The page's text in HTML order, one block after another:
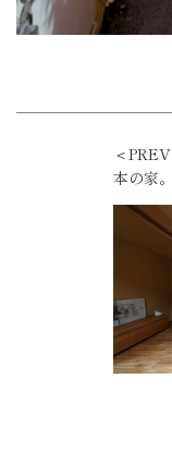
＜PREV
本の家。